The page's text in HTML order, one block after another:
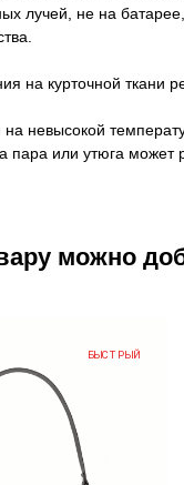
лучей, не на
на курточной ткани
невысокой
пара или утюга может
можно
БЫСТРЫЙ